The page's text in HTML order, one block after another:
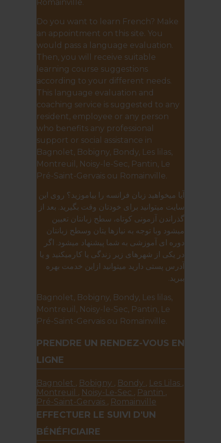
Romainville.
Do you want to learn French? Make
an appointment on this site. You
would pass a language evaluation.
Then, you will receive suitable
learning course suggestions
according to your different needs.
This language evaluation and
coaching service is suggested to any
resident, employee or any person
who benefits any professional
support or social assistance in
Bagnolet, Bobigny, Bondy, Les lilas,
Montreuil, Noisy-le-Sec, Pantin, Le
Pré-Saint-Gervais ou Romainville.
آیا میخواهید زبان فرانسه را بیاموزید؟ روی این
سایت میتوانید برای خودتان وقت بگیرید. بعد از
گذراندن آزمونی کوتاه، سطح زبانتان تعیین
میشود وبا توجه به نیازها یتان وسطح زبانتان
دوره ای آموزشی به شما پیشنهاد میشود. اگر
در یکی از شهرهای زیر زندگی یا کارمیکنید و یا
آدرس پستی دارید میتوانید ازاین خدمت بهره
ببرید.
Bagnolet, Bobigny, Bondy, Les lilas,
Montreuil, Noisy-le-Sec, Pantin, Le
Pré-Saint-Gervais ou Romainville.
PRENDRE UN RENDEZ-VOUS EN
LIGNE
Bagnolet , Bobigny , Bondy , Les Lilas ,
Montreuil , Noisy-Le-Sec , Pantin ,
Pré-Saint-Gervais , Romainville
EFFECTUER LE SUIVI D'UN
BÉNÉFICIAIRE